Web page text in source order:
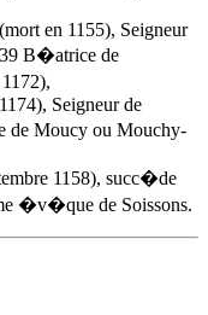
en 1155), Seigneur
B�atrice de
Seigneur de
Moucy ou Mouchy-
1158), succ�de
�v�que de Soissons.